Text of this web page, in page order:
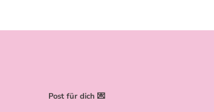
Post für dich 💌